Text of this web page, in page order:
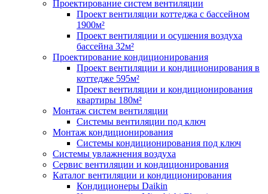
Проектирование систем вентиляции
Проект вентиляции коттеджа с бассейном
1900м²
Проект вентиляции и осушения воздуха
бассейна 32м²
Проектирование кондиционирования
Проект вентиляции и кондиционирования в
коттедже 595м²
Проект вентиляции и кондиционирования
квартиры 180м²
Монтаж систем вентиляции
Системы вентиляции под ключ
Монтаж кондиционирования
Системы кондиционирования под ключ
Системы увлажнения воздуха
Сервис вентиляции и кондиционирования
Каталог вентиляции и кондиционирования
Кондиционеры Daikin